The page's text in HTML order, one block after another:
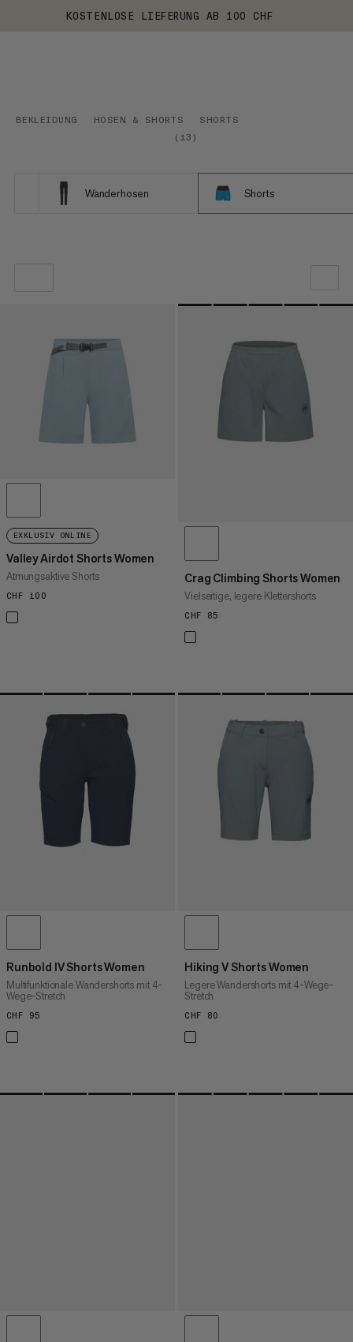
KOSTENLOSE LIEFERUNG AB 100 CHF
BEKLEIDUNG HOSEN & SHORTS
SHORTS
( 13 )
Wanderhosen Shorts
UNSERE EMPFEHLUNG
NIEDRIGSTER PREIS
HÖCHSTER PREIS
NEUHEITEN
EXKLUSIV ONLINE
Valley Airdot Shorts Women
Atmungsaktive Shorts
CHF 100
Crag Climbing Shorts Women
Vielseitige, legere Klettershorts
CHF 85
Runbold IV Shorts Women
Multifunktionale Wandershorts mit 4-
Wege-Stretch
CHF 95
Hiking V Shorts Women
Legere Wandershorts mit 4-Wege-
Stretch
CHF 80